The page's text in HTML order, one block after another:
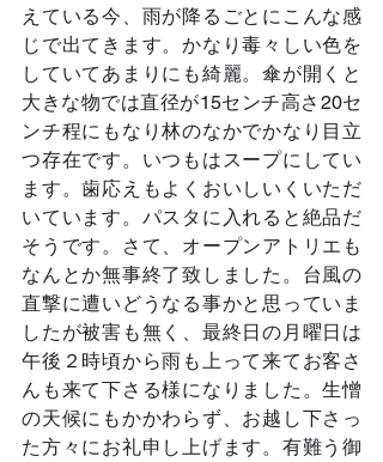
えている今、雨が降るごとにこんな感
じで出てきます。かなり毒々しい色を
していてあまりにも綺麗。傘が開くと
大きな物では直径が15センチ高さ20セ
ンチ程にもなり林のなかでかなり目立
つ存在です。いつもはスープにしてい
ます。歯応えもよくおいしいくいただ
いています。パスタに入れると絶品だ
そうです。さて、オープンアトリエも
なんとか無事終了致しました。台風の
直撃に遭いどうなる事かと思っていま
したが被害も無く、最終日の月曜日は
午後２時頃から雨も上って来てお客さ
んも来て下さる様になりました。生憎
の天候にもかかわらず、お越し下さっ
た方々にお礼申し上げます。有難う御